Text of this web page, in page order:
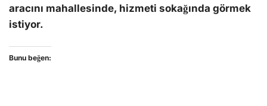
aracını mahallesinde, hizmeti sokağında görmek
istiyor.
Bunu beğen: